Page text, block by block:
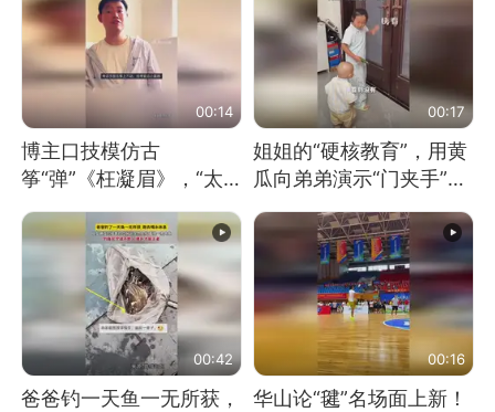
00:14
博主口技模仿古
筝“弹”《枉凝眉》，“太
像了～你是吃古筝长大的
吗？”“或将成为首位考级
不带古筝的选手。”（来
源：新华每日电讯）
00:17
姐姐的“硬核教育”，用黄
瓜向弟弟演示“门夹手”，
网友：果然言传不如身
教！
00:42
爸爸钓一天鱼一无所获，
00:16
华山论“毽”名场面上新！